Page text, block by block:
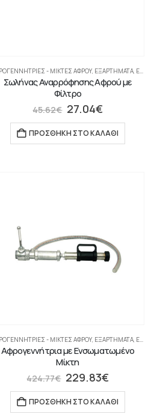
- ΜΊΚΤΕΣ ΑΦΡΟΎ, ΕΞΑΡΤΗΜΑΤΑ, ΕΡΜΆΡΙΑ-ΕΞΑΡΤΉΜΑΤΑ
Σωλήνας Αναρρόφησης Αφρού με
Φίλτρο
45.62€ 27.04€
ΠΡΟΣΘΉΚΗ ΣΤΟ ΚΑΛΆΘΙ
- ΜΊΚΤΕΣ ΑΦΡΟΎ, ΕΞΑΡΤΗΜΑΤΑ, ΕΡΜΆΡΙΑ-ΕΞΑΡΤΉΜΑΤΑ
Αφρογεννήτρια με Ενσωματωμένο
Μίκτη
424.77€ 229.83€
ΠΡΟΣΘΉΚΗ ΣΤΟ ΚΑΛΆΘΙ